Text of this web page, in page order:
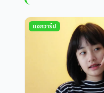
แจกวาร์ป